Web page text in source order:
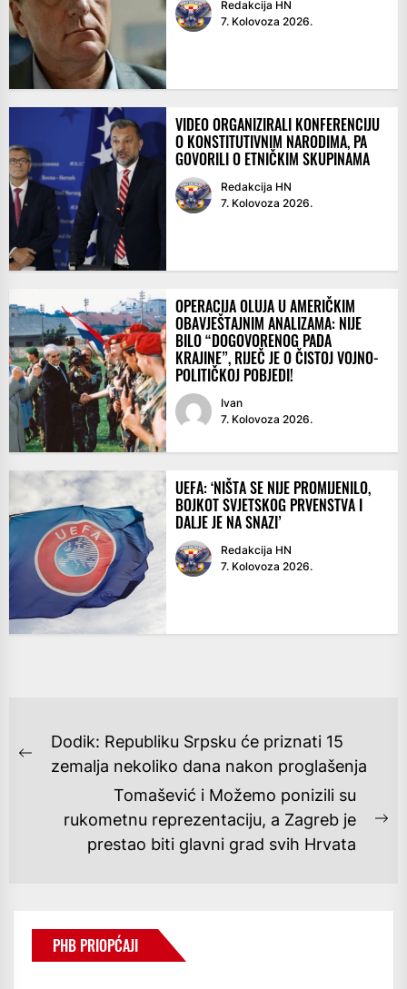
Redakcija HN
7. Kolovoza 2026.
VIDEO ORGANIZIRALI KONFERENCIJU
O KONSTITUTIVNIM NARODIMA, PA
GOVORILI O ETNIČKIM SKUPINAMA
Redakcija HN
7. Kolovoza 2026.
OPERACIJA OLUJA U AMERIČKIM
OBAVJEŠTAJNIM ANALIZAMA: NIJE
BILO “DOGOVORENOG PADA
KRAJINE”, RIJEČ JE O ČISTOJ VOJNO-
POLITIČKOJ POBJEDI!
Ivan
7. Kolovoza 2026.
UEFA: ‘NIŠTA SE NIJE PROMIJENILO,
BOJKOT SVJETSKOG PRVENSTVA I
DALJE JE NA SNAZI’
Redakcija HN
7. Kolovoza 2026.
NAVIGACIJA
OBJAVA
Previous
Dodik: Republiku Srpsku će priznati 15
zemalja nekoliko dana nakon proglašenja
Tomašević i Možemo ponizili su
rukometnu reprezentaciju, a Zagreb je
prestao biti glavni grad svih Hrvata
PHB PRIOPĆAJI